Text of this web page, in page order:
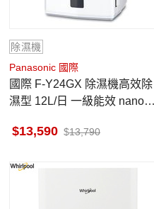
除濕機
Panasonic 國際
國際 F-Y24GX 除濕機高效除
濕型 12L/日 一級能效 nanoe
13,590 13,790